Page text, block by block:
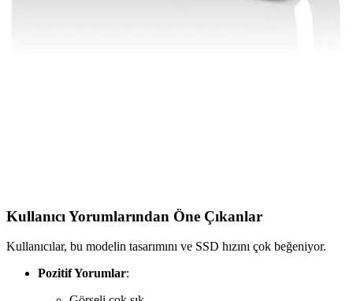
Standartları Hakkında Kapsamlı Rehber
Kullanıcı Yorumlarından Öne Çıkanlar
Kullanıcılar, bu modelin tasarımını ve SSD hızını çok beğeniyor.
Pozitif Yorumlar: